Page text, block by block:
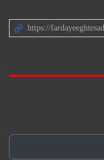
شده با تورم) و مدت